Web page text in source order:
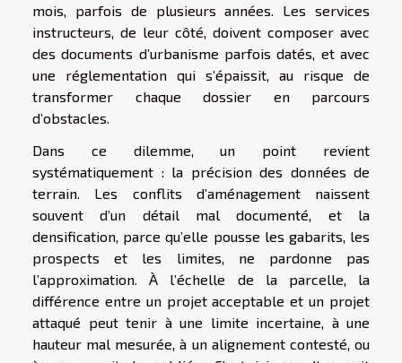
mois, parfois de plusieurs années. Les services
instructeurs, de leur côté, doivent composer avec
des documents d’urbanisme parfois datés, et avec
une réglementation qui s’épaissit, au risque de
transformer chaque dossier en parcours
d’obstacles.
Dans ce dilemme, un point revient
systématiquement : la précision des données de
terrain. Les conflits d’aménagement naissent
souvent d’un détail mal documenté, et la
densification, parce qu’elle pousse les gabarits, les
prospects et les limites, ne pardonne pas
l’approximation. À l’échelle de la parcelle, la
différence entre un projet acceptable et un projet
attaqué peut tenir à une limite incertaine, à une
hauteur mal mesurée, à un alignement contesté, ou